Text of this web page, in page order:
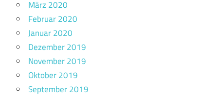
März 2020
Februar 2020
Januar 2020
Dezember 2019
November 2019
Oktober 2019
September 2019